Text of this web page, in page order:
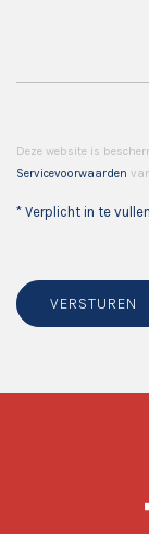
Deze website is
Servicevoorwaarden
* Verplicht in te
VERSTUREN